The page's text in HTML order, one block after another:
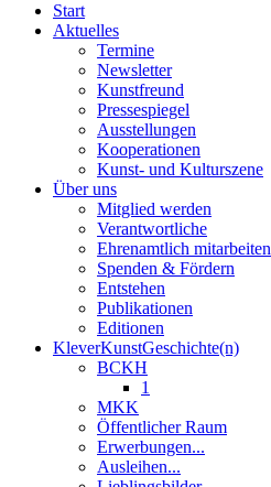
Start
Aktuelles
Termine
Newsletter
Kunstfreund
Pressespiegel
Ausstellungen
Kooperationen
Kunst- und Kulturszene
Über uns
Mitglied werden
Verantwortliche
Ehrenamtlich mitarbeiten
Spenden & Fördern
Entstehen
Publikationen
Editionen
KleverKunstGeschichte(n)
BCKH
1
MKK
Öffentlicher Raum
Erwerbungen...
Ausleihen...